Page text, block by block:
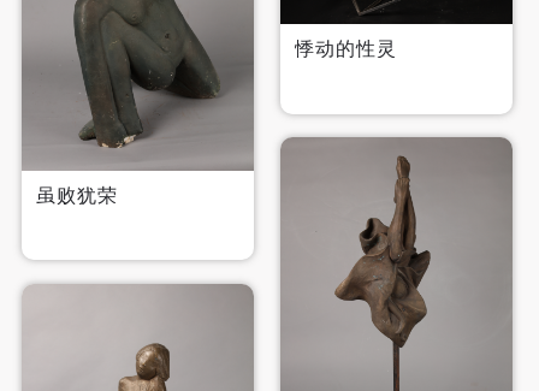
虽败犹荣
悸动的性灵